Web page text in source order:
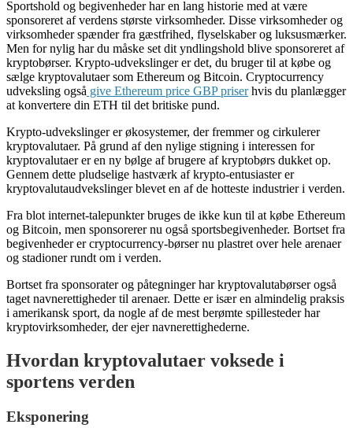
Sportshold og begivenheder har en lang historie med at være
sponsoreret af verdens største virksomheder. Disse virksomheder og
virksomheder spænder fra gæstfrihed, flyselskaber og luksusmærker.
Men for nylig har du måske set dit yndlingshold blive sponsoreret af
kryptobørser. Krypto-udvekslinger er det, du bruger til at købe og
sælge kryptovalutaer som Ethereum og Bitcoin. Cryptocurrency
udveksling også give Ethereum price GBP priserhvis du planlægger
at konvertere din ETH til det britiske pund.
Krypto-udvekslinger er økosystemer, der fremmer og cirkulerer
kryptovalutaer. På grund af den nylige stigning i interessen for
kryptovalutaer er en ny bølge af brugere af kryptobørs dukket op.
Gennem dette pludselige hastværk af krypto-entusiaster er
kryptovalutaudvekslinger blevet en af ​​de hotteste industrier i verden.
Fra blot internet-talepunkter bruges de ikke kun til at købe Ethereum
og Bitcoin, men sponsorerer nu også sportsbegivenheder. Bortset fra
begivenheder er cryptocurrency-børser nu plastret over hele arenaer
og stadioner rundt om i verden.
Bortset fra sponsorater og påtegninger har kryptovalutabørser også
taget navnerettigheder til arenaer. Dette er især en almindelig praksis
i amerikansk sport, da nogle af de mest berømte spillesteder har
kryptovirksomheder, der ejer navnerettighederne.
Hvordan kryptovalutaer voksede i
sportens verden
Eksponering